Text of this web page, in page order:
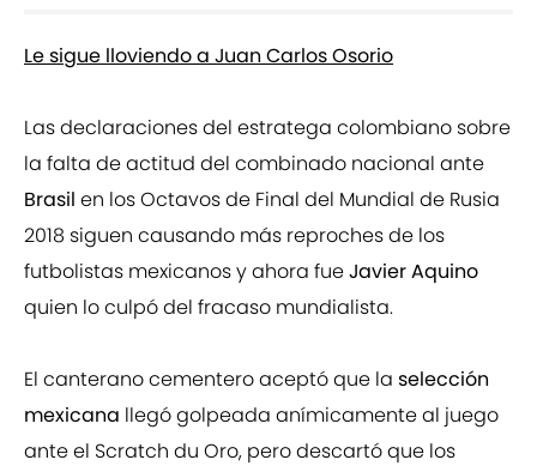
Le sigue lloviendo a Juan Carlos Osorio
Las declaraciones del estratega colombiano sobre
la falta de actitud del combinado nacional ante
Brasil en los Octavos de Final del Mundial de Rusia
2018 siguen causando más reproches de los
futbolistas mexicanos y ahora fueJavier Aquino
quien lo culpó del fracaso mundialista.
El canterano cementero aceptó que la selección
mexicana llegó golpeada anímicamente al juego
ante el Scratch du Oro, pero descartó que los